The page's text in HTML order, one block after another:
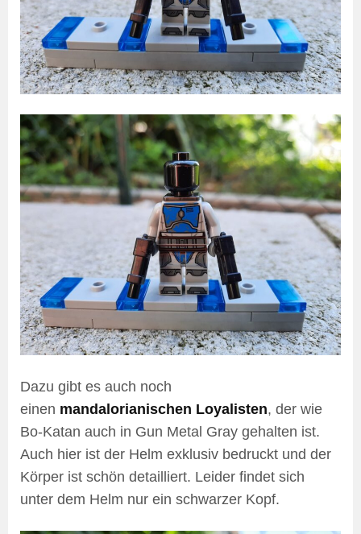
Dazu gibt es auch noch
einen mandalorianischen Loyalisten, der wie
Bo-Katan auch in Gun Metal Gray gehalten ist.
Auch hier ist der Helm exklusiv bedruckt und der
Körper ist schön detailliert. Leider findet sich
unter dem Helm nur ein schwarzer Kopf.